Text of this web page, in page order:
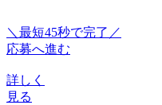
＼最短45秒で完了／
応募へ進む
詳しく
見る